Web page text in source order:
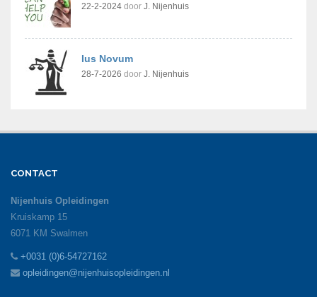
22-2-2024 door J. Nijenhuis
Ius Novum
28-7-2026 door J. Nijenhuis
CONTACT
Nijenhuis Opleidingen
Kruiskamp 15
6071 KM Swalmen
+0031 (0)6-54727162
opleidingen@nijenhuisopleidingen.nl